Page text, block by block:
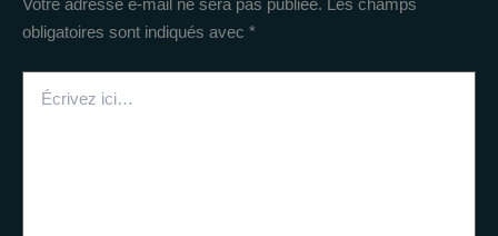
Votre adresse e-mail ne sera pas publiée. Les champs
obligatoires sont indiqués avec *
ici…